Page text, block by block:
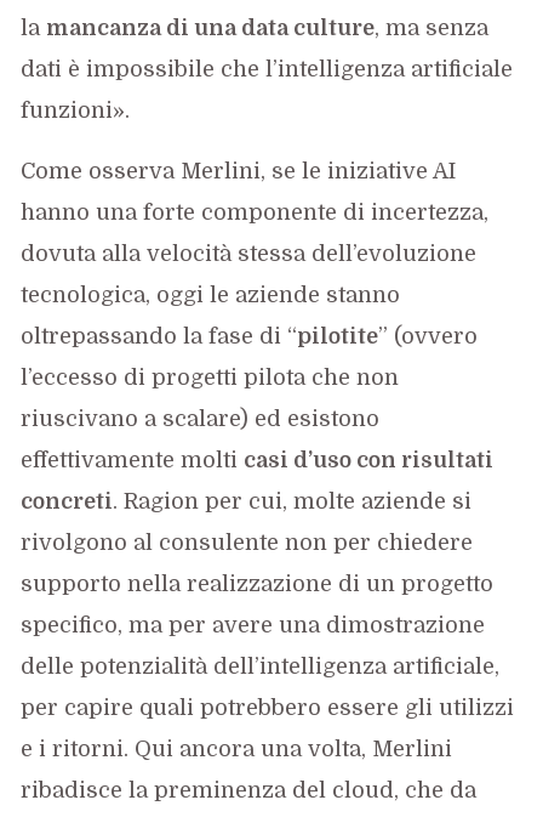
la mancanza di una data culture, ma senza
dati è impossibile che l’intelligenza artificiale
funzioni».
Come osserva Merlini, se le iniziative AI
hanno una forte componente di incertezza,
dovuta alla velocità stessa dell’evoluzione
tecnologica, oggi le aziende stanno
oltrepassando la fase di “pilotite” (ovvero
l’eccesso di progetti pilota che non
riuscivano a scalare) ed esistono
effettivamente molti casi d’uso con risultati
concreti. Ragion per cui, molte aziende si
rivolgono al consulente non per chiedere
supporto nella realizzazione di un progetto
specifico, ma per avere una dimostrazione
delle potenzialità dell’intelligenza artificiale,
per capire quali potrebbero essere gli utilizzi
e i ritorni. Qui ancora una volta, Merlini
ribadisce la preminenza del cloud, che da